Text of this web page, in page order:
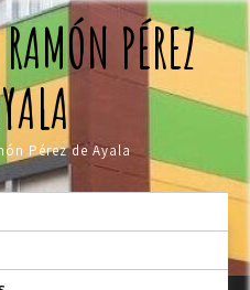
PÉREZ
Pérez de Ayala